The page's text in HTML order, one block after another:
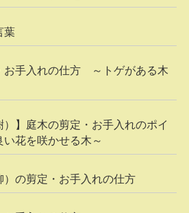
葉
お手入れの仕方 ～トゲがある木
）】庭木の剪定・お手入れのポイ
花を咲かせる木～
）の剪定・お手入れの仕方